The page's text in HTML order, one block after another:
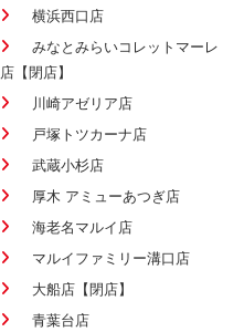
横浜西口店
みなとみらいコレットマーレ
店【閉店】
川崎アゼリア店
戸塚トツカーナ店
武蔵小杉店
厚木 アミューあつぎ店
海老名マルイ店
マルイファミリー溝口店
大船店【閉店】
青葉台店